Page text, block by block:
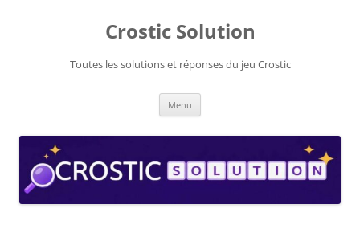
Crostic Solution
Toutes les solutions et réponses du jeu Crostic
Menu